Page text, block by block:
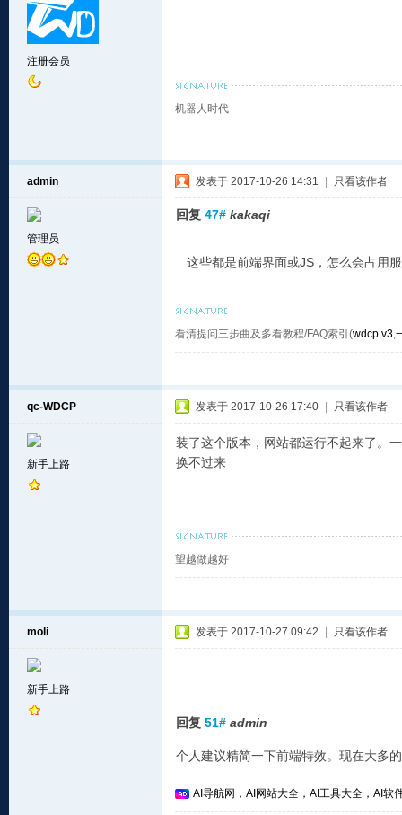
注册会员
机器人时代
admin
管理员
发表于 2017-10-26 14:31 只看该作者
回复 47# kakaqi
这些都是前端界面或JS，怎么会占用
看清提问三步曲及多看教程/FAQ索引(wdcp,v3,
qc-WDCP
新手上路
发表于 2017-10-26 17:40 只看该作者
装了这个版本，网站都运行不起来了。
换不过来
望越做越好
moli
新手上路
发表于 2017-10-27 09:42 只看该作者
回复 51# admin
个人建议精简一下前端特效。现在大多
AI导航网，AI网站大全，AI工具大全，AI软